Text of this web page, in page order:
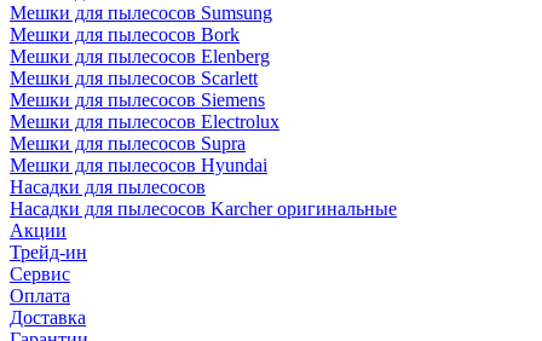
Мешки для пылесосов Sumsung
Мешки для пылесосов Bork
Мешки для пылесосов Elenberg
Мешки для пылесосов Scarlett
Мешки для пылесосов Siemens
Мешки для пылесосов Electrolux
Мешки для пылесосов Supra
Мешки для пылесосов Hyundai
Насадки для пылесосов
Насадки для пылесосов Karcher оригинальные
Акции
Трейд-ин
Сервис
Оплата
Доставка